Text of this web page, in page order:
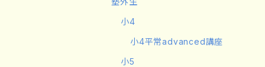
小4
小4平常advanced講座
小5